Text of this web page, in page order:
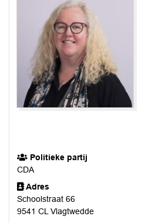
Politieke partij
CDA
Adres
Schoolstraat 66
9541 CL Vlagtwedde